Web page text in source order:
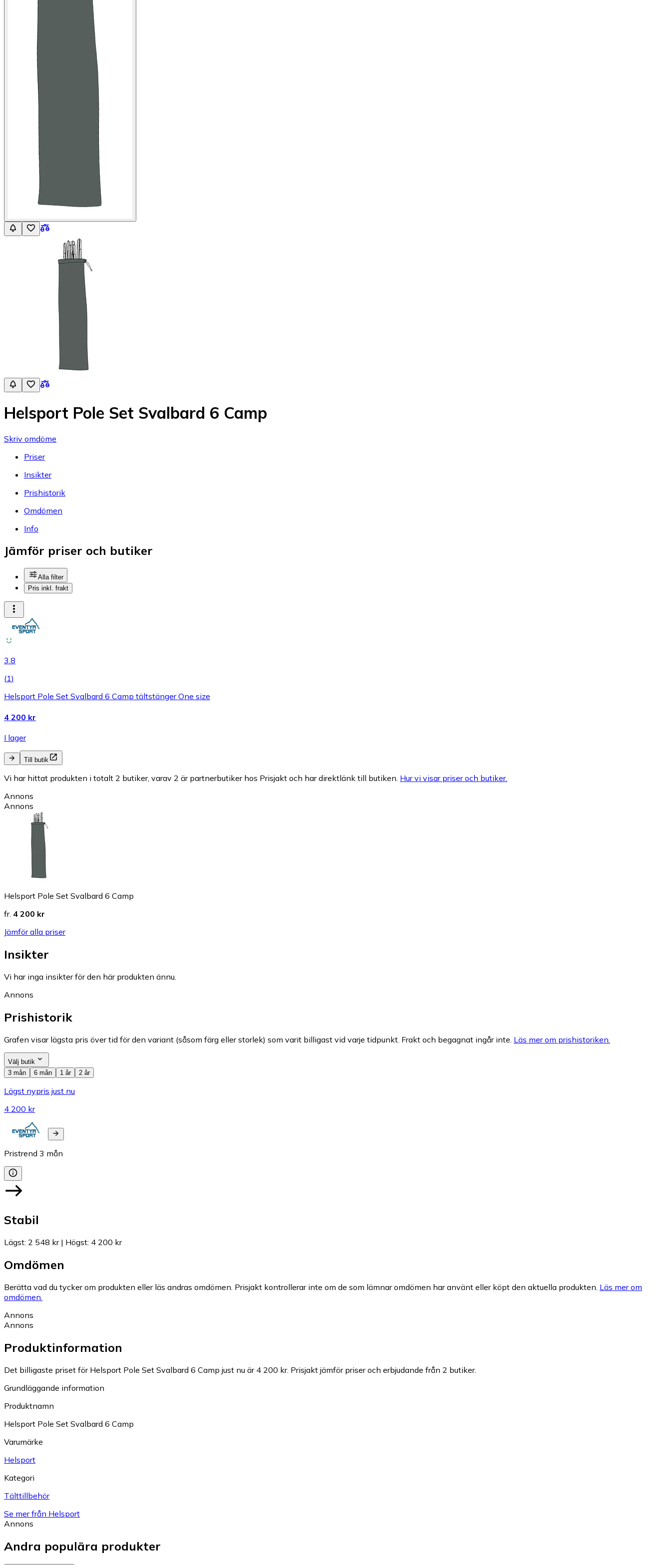
Helsport Pole Set Svalbard 6 Camp
Skriv omdöme
Priser
Insikter
Prishistorik
Omdömen
Info
Jämför priser och butiker
Alla filter
Pris inkl. frakt
3.8
(1)
Helsport Pole Set Svalbard 6 Camp tältstänger One size
4 200 kr
I lager
Till butik
Vi har hittat produkten i totalt 2 butiker, varav 2 är partnerbutiker hos Prisjakt och har direktlänk till butiken. Hur vi visar priser och butiker.
Annons
Annons
Helsport Pole Set Svalbard 6 Camp
fr. 4 200 kr
Jämför alla priser
Insikter
Vi har inga insikter för den här produkten ännu.
Annons
Prishistorik
Grafen visar lägsta pris över tid för den variant (såsom färg eller storlek) som varit billigast vid varje tidpunkt. Frakt och begagnat ingår inte. Läs mer om prishistoriken.
Välj butik
3 mån
6 mån 1 år 2 år
Lägst nypris just nu
4 200 kr
Pristrend 3 mån
Stabil
Lägst: 2 548 kr| Högst: 4 200 kr
Omdömen
Berätta vad du tycker om produkten eller läs andras omdömen. Prisjakt kontrollerar inte om de som lämnar omdömen har använt eller köpt den aktuella produkten. Läs mer om
omdömen.
Annons
Annons
Produktinformation
Det billigaste priset för Helsport Pole Set Svalbard 6 Camp just nu är 4 200 kr. Prisjakt jämför priser och erbjudande från 2 butiker.
Grundläggande information
Produktnamn
Helsport Pole Set Svalbard 6 Camp
Varumärke
Helsport
Kategori
Tälttillbehör
Se mer från Helsport
Annons
Andra populära produkter